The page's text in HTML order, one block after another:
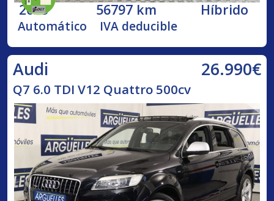
2023 56797 km Híbrido
Automático IVA deducible
Audi 26.990€
Q7 6.0 TDI V12 Quattro 500cv